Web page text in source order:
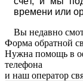
времени или
Вы недавно
Форма обратной
Нужна помощь в
телефона
и наш оператор